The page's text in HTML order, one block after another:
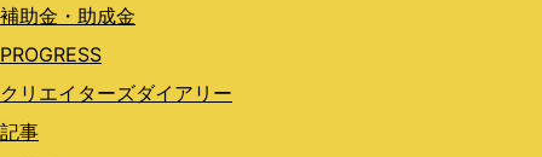
補助金・助成金
PROGRESS
クリエイターズダイアリー
記事